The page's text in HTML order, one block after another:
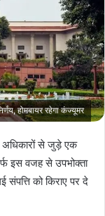
होमबायर रहेगा कंज्यूमर
अधिकारों से जुड़े एक
इस वजह से उपभोक्ता
संपत्ति को किराए पर दे